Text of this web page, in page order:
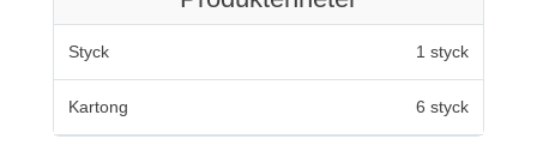
Styck 1 styck
Kartong 6 styck